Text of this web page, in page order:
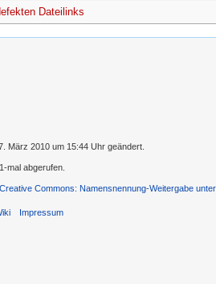
Dateilinks
März 2010 um 15:44 Uhr geändert.
mal abgerufen.
„Creative Commons: Namensnennung-Weitergabe
Impressum